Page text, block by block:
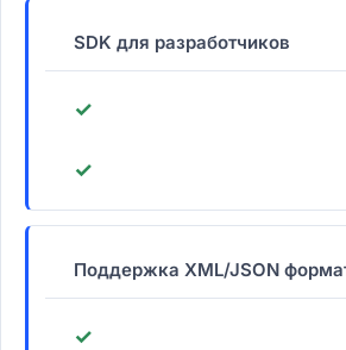
SDK для разработчиков
✓
✓
Поддержка XML/JSON
✓